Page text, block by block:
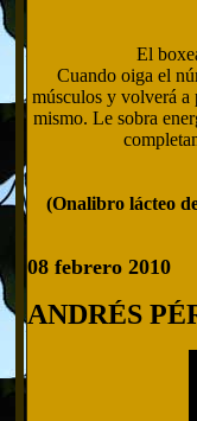
El
Cuando oiga el
músculos y volverá a
mismo. Le sobra
(Onalibro lácteo
08 febrero 2010
ANDRÉS